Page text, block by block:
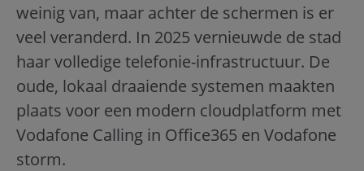
weinig van, maar achter de schermen is er
veel veranderd. In 2025 vernieuwde de stad
haar volledige telefonie-infrastructuur. De
oude, lokaal draaiende systemen maakten
plaats voor een modern cloudplatform met
Vodafone Calling in Office365 en Vodafone
storm.